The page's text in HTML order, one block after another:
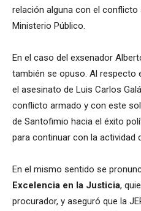
relación alguna con el conflicto
Ministerio Público.
En el caso del exsenador
también se opuso. Al respecto
el asesinato de Luis Carlos
conflicto armado y con este
de Santofimio hacia el éxito
para continuar con la actividad
En el mismo sentido se
Excelencia en la Justicia,
procurador, y aseguró que la